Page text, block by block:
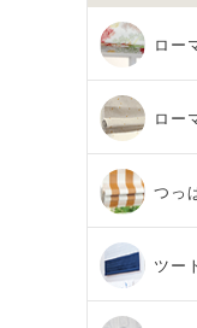
ロー
ロー
つっ
ツー